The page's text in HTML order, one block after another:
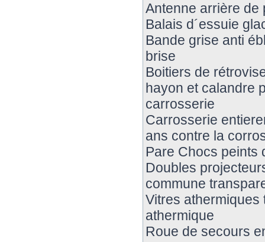
Antenne arrière de
Balais d´essuie
Bande grise anti
brise
Boitiers de
hayon et calandre
carrosserie
Carrosserie
ans contre la
Pare Chocs peints
Doubles
commune
Vitres athermiques
athermique
Roue de secours